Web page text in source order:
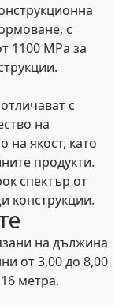
с
1100 MPa за
с
на
на якост, като
продукти.
спектър от
конструкции.
на дължина
от 3,00 до 8,00
метра.